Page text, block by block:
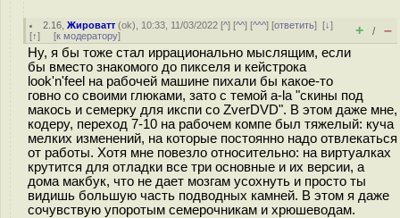
2.16 ,Жироватт (ok), 10:33, 11/03/2022 [^] [^^] [^^^] [ответить][↓]
[↑] [к модератору] + / –
Ну, я бы тоже стал иррационально мыслящим, если
бы вместо знакомого до пикселя и кейстрока
look'n'feel на рабочей машине пихали бы какое-то
говно со своими глюками, зато с темой a-la "скины под
макось и семерку для икспи со ZverDVD". В этом даже мне,
кодеру, переход 7-10 на рабочем компе был тяжелый: куча
мелких изменений, на которые постоянно надо отвлекаться
от работы. Хотя мне повезло относительно: на виртуалках
крутится для отладки все три основные и их версии, а
дома макбук, что не дает мозгам усохнуть и просто ты
видишь большую часть подводных камней. В этом я даже
сочувствую упоротым семерочникам и хрюшеводам.